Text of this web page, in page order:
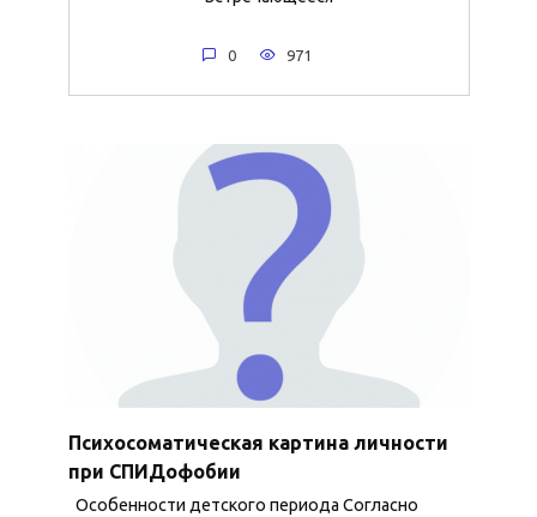
0 971
Психосоматическая картина личности
при СПИДофобии
Особенности детского периода Согласно